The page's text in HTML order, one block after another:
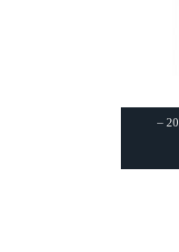
كاتالوگ‌های انجمن برای نمايشگاه‌های كتاب 2016 –